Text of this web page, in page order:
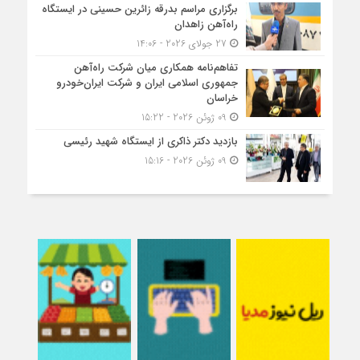
برگزاری مراسم بدرقه زائرین حسینی در ایستگاه
راه‌آهن زاهدان
تفاهم‌نامه همکاری میان شرکت راه‌آهن
جمهوری اسلامی ایران و شرکت ایران‌خودرو
خراسان
بازدید دکتر ذاکری از ایستگاه شهید رئیسی